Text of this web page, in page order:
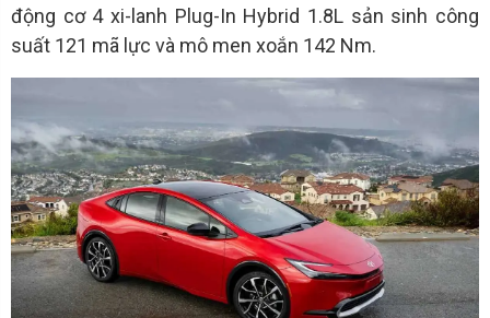
động cơ 4 xi-lanh Plug-In Hybrid 1.8L sản sinh công
suất 121 mã lực và mô men xoắn 142 Nm.